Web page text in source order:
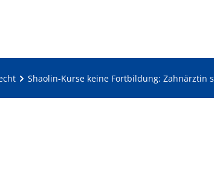
Shaolin-Kurse keine Fortbildung: Zahnärztin